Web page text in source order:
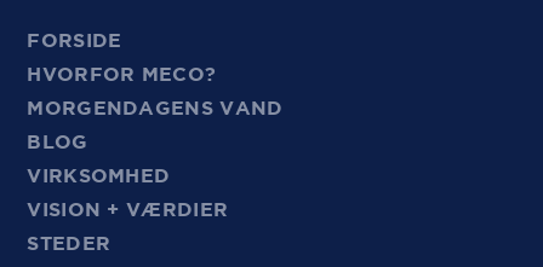
FORSIDE
HVORFOR MECO?
MORGENDAGENS VAND
BLOG
VIRKSOMHED
VISION + VÆRDIER
STEDER